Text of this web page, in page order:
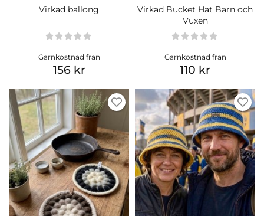
Virkad ballong
Garnkostnad från
156 kr
Virkad Bucket Hat Barn och
Vuxen
Garnkostnad från
110 kr